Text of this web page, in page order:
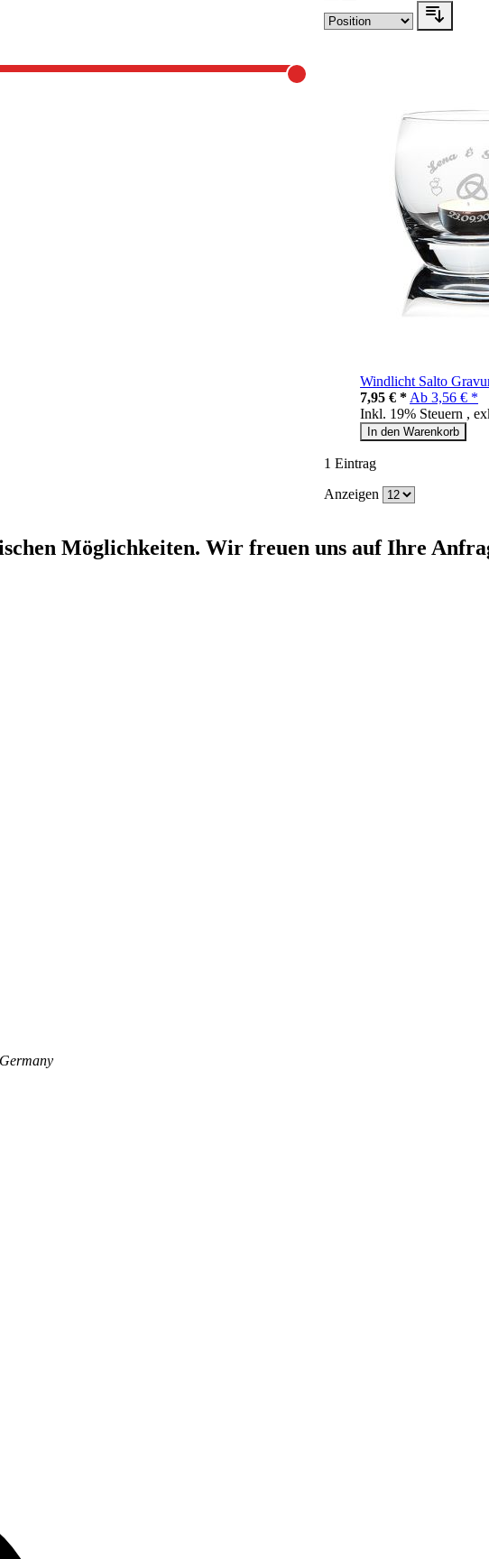
Windlicht Salto
7,95 € * Ab 3,56 € *
Inkl. 19% Steuern ,
In den Warenkorb
1 Eintrag
Anzeigen
Möglichkeiten. Wir freuen uns auf Ihre
Germany